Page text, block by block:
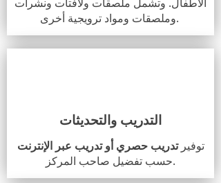
وملصقات ومواد ترويجية أخرى.
التدريب والتحديثات
توفيرتدريب حصري أو تدريب عبر الإنترنت
حسب تفضيل صاحب المركز.